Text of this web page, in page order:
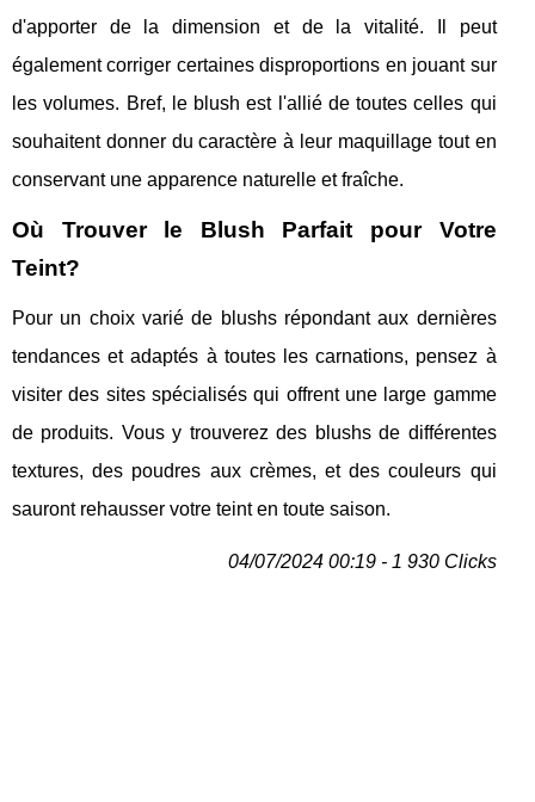
d'apporter de la dimension et de la vitalité. Il peut
également corriger certaines disproportions en jouant sur
les volumes. Bref, le blush est l'allié de toutes celles qui
souhaitent donner du caractère à leur maquillage tout en
conservant une apparence naturelle et fraîche.
Où Trouver le Blush Parfait pour Votre
Teint?
Pour un choix varié de blushs répondant aux dernières
tendances et adaptés à toutes les carnations, pensez à
visiter des sites spécialisés qui offrent une large gamme
de produits. Vous y trouverez des blushs de différentes
textures, des poudres aux crèmes, et des couleurs qui
sauront rehausser votre teint en toute saison.
04/07/2024 00:19 - 1 930 Clicks